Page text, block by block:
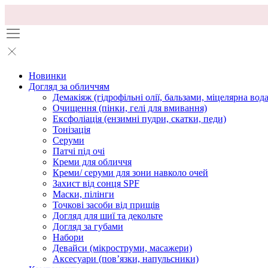
Новинки
Догляд за обличчям
Демакіяж (гідрофільні олії, бальзами, міцелярна
Очищення (пінки, гелі для вмивання)
Ексфоліація (ензимні пудри, скатки, педи)
Тонізація
Серуми
Патчі під очі
Креми для обличчя
Креми/ серуми для зони навколо очей
Захист від сонця SPF
Маски, пілінги
Точкові засоби від прищів
Догляд для шиї та декольте
Догляд за губами
Набори
Девайси (мікроструми, масажери)
Аксесуари (повʼязки, напульсники)